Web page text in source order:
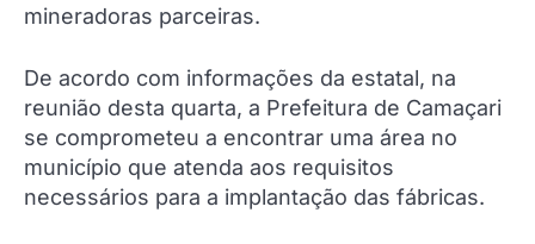
mineradoras parceiras.
De acordo com informações da estatal, na
reunião desta quarta, a Prefeitura de Camaçari
se comprometeu a encontrar uma área no
município que atenda aos requisitos
necessários para a implantação das fábricas.